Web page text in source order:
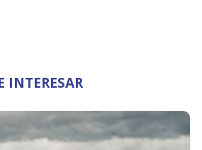
INTERESAR